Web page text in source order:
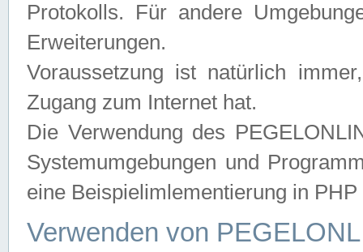
Protokolls. Für andere
Erweiterungen.
Voraussetzung ist natürlich
Zugang zum Internet hat.
Die Verwendung des
Systemumgebungen und
eine Beispielimlementierung in
Verwenden von